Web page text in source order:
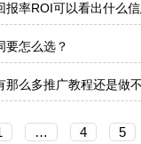
报率ROI可以看出什么
要怎么选？
那么多推广教程还是做
… 4 5